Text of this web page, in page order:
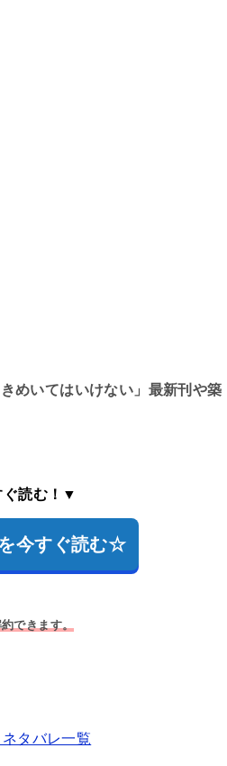
めいてはいけない」最新刊や築
ぐ読む！▼
今すぐ読む☆
できます。
タバレ一覧